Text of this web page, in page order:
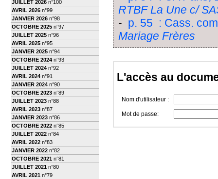
JUILLET 2026 n°100
AVRIL 2026 n°99
JANVIER 2026 n°98
OCTOBRE 2025 n°97
JUILLET 2025 n°96
AVRIL 2025 n°95
JANVIER 2025 n°94
OCTOBRE 2024 n°93
JUILLET 2024 n°92
AVRIL 2024 n°91
JANVIER 2024 n°90
OCTOBRE 2023 n°89
JUILLET 2023 n°88
AVRIL 2023 n°87
JANVIER 2023 n°86
OCTOBRE 2022 n°85
JUILLET 2022 n°84
AVRIL 2022 n°83
JANVIER 2022 n°82
OCTOBRE 2021 n°81
JUILLET 2021 n°80
AVRIL 2021 n°79
RTBF La Une c/
- p. 55 : Cass.
Mariage Frères
L'accès au
Nom d'utilisateur :
Mot de passe: